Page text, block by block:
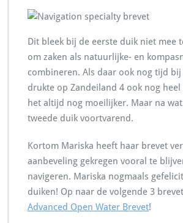
Dit bleek bij de eerste duik niet mee
om zaken als natuurlijke- en
combineren. Als daar ook nog tijd
drukte op Zandeiland 4 ook nog
het altijd nog moeilijker. Maar na
tweede duik voortvarend.
Kortom Mariska heeft haar brevet
aanbeveling gekregen vooral te
navigeren. Mariska nogmaals
duiken! Op naar de volgende 3
Advanced Open Water Brevet!